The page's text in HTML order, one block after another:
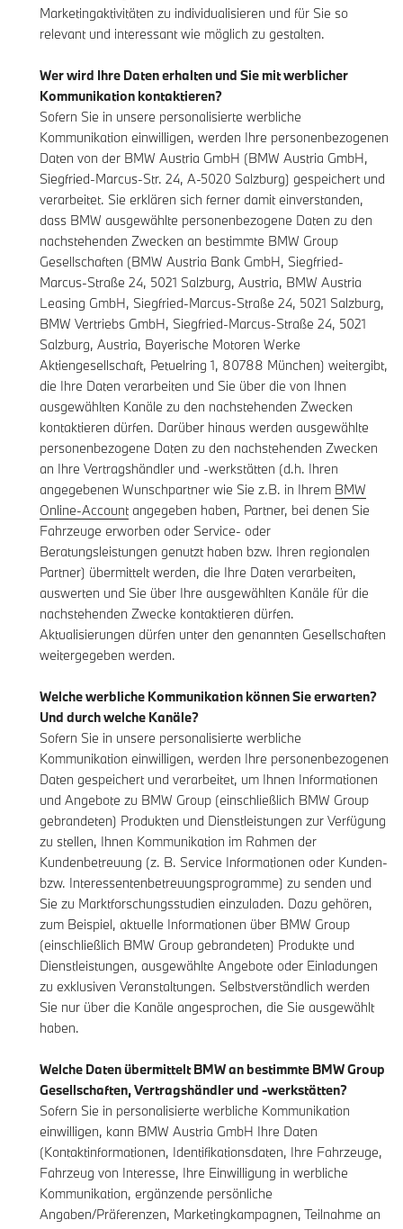
Marketingaktivitäten zu individualisieren und für Sie so
relevant und interessant wie möglich zu gestalten.
Wer wird Ihre Daten erhalten und Sie mit werblicher
Kommunikation kontaktieren?
Sofern Sie in unsere personalisierte werbliche
Kommunikation einwilligen, werden Ihre personenbezogenen
Daten von der BMW Austria GmbH (BMW Austria GmbH,
Siegfried-Marcus-Str. 24, A-5020 Salzburg) gespeichert und
verarbeitet. Sie erklären sich ferner damit einverstanden,
dass BMW ausgewählte personenbezogene Daten zu den
nachstehenden Zwecken an bestimmte BMW Group
Gesellschaften (BMW Austria Bank GmbH, Siegfried-
Marcus-Straße 24, 5021 Salzburg, Austria, BMW Austria
Leasing GmbH, Siegfried-Marcus-Straße 24, 5021 Salzburg,
BMW Vertriebs GmbH, Siegfried-Marcus-Straße 24, 5021
Salzburg, Austria, Bayerische Motoren Werke
Aktiengesellschaft, Petuelring 1, 80788 München) weitergibt,
die Ihre Daten verarbeiten und Sie über die von Ihnen
ausgewählten Kanäle zu den nachstehenden Zwecken
kontaktieren dürfen. Darüber hinaus werden ausgewählte
personenbezogene Daten zu den nachstehenden Zwecken
an Ihre Vertragshändler und -werkstätten (d.h. Ihren
angegebenen Wunschpartner wie Sie z.B. in Ihrem BMW
Online-Accountangegeben haben, Partner, bei denen Sie
Fahrzeuge erworben oder Service- oder
Beratungsleistungen genutzt haben bzw. Ihren regionalen
Partner) übermittelt werden, die Ihre Daten verarbeiten,
auswerten und Sie über Ihre ausgewählten Kanäle für die
nachstehenden Zwecke kontaktieren dürfen.
Aktualisierungen dürfen unter den genannten Gesellschaften
weitergegeben werden.
Welche werbliche Kommunikation können Sie erwarten?
Und durch welche Kanäle?
Sofern Sie in unsere personalisierte werbliche
Kommunikation einwilligen, werden Ihre personenbezogenen
Daten gespeichert und verarbeitet, um Ihnen Informationen
und Angebote zu BMW Group (einschließlich BMW Group
gebrandeten) Produkten und Dienstleistungen zur Verfügung
zu stellen, Ihnen Kommunikation im Rahmen der
Kundenbetreuung (z. B. Service Informationen oder Kunden-
bzw. Interessentenbetreuungsprogramme) zu senden und
Sie zu Marktforschungsstudien einzuladen. Dazu gehören,
zum Beispiel, aktuelle Informationen über BMW Group
(einschließlich BMW Group gebrandeten) Produkte und
Dienstleistungen, ausgewählte Angebote oder Einladungen
zu exklusiven Veranstaltungen. Selbstverständlich werden
Sie nur über die Kanäle angesprochen, die Sie ausgewählt
haben.
Welche Daten übermittelt BMW an bestimmte BMW Group
Gesellschaften, Vertragshändler und -werkstätten?
Sofern Sie in personalisierte werbliche Kommunikation
einwilligen, kann BMW Austria GmbH Ihre Daten
(Kontaktinformationen, Identifikationsdaten, Ihre Fahrzeuge,
Fahrzeug von Interesse, Ihre Einwilligung in werbliche
Kommunikation, ergänzende persönliche
Angaben/Präferenzen, Marketingkampagnen, Teilnahme an